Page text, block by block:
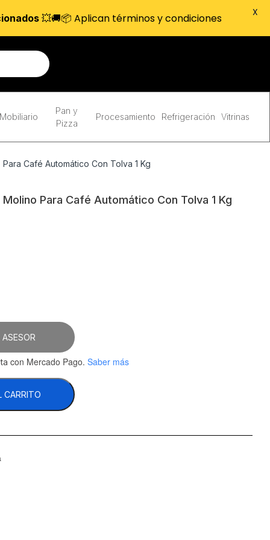
Pan y
Pizza
Procesamiento Refrigeración Vitrinas
Café Automático Con Tolva 1 Kg
Para Café Automático Con Tolva 1 Kg
con Mercado Pago. Saber más
CARRITO
💥🚚📦 Aplican términos y condiciones X